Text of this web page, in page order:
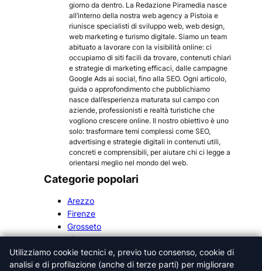
giorno da dentro. La Redazione Piramedia nasce
all’interno della nostra web agency a Pistoia e
riunisce specialisti di sviluppo web, web design,
web marketing e turismo digitale. Siamo un team
abituato a lavorare con la visibilità online: ci
occupiamo di siti facili da trovare, contenuti chiari
e strategie di marketing efficaci, dalle campagne
Google Ads ai social, fino alla SEO. Ogni articolo,
guida o approfondimento che pubblichiamo
nasce dall’esperienza maturata sul campo con
aziende, professionisti e realtà turistiche che
vogliono crescere online. Il nostro obiettivo è uno
solo: trasformare temi complessi come SEO,
advertising e strategie digitali in contenuti utili,
concreti e comprensibili, per aiutare chi ci legge a
orientarsi meglio nel mondo del web.
Categorie popolari
Arezzo
Firenze
Grosseto
Livorno
Lucca
Massa-Carrara
Utilizziamo cookie tecnici e, previo tuo consenso, cookie di
analisi e di profilazione (anche di terze parti) per migliorare